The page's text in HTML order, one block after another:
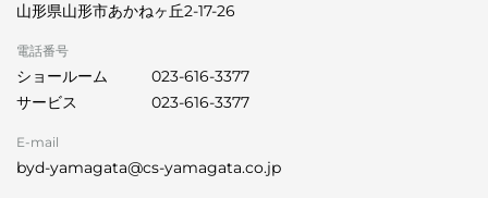
山形県山形市あかねヶ丘2-17-26
電話番号
ショールーム
023-616-3377
サービス
023-616-3377
E-mail
byd-yamagata@cs-yamagata.co.jp